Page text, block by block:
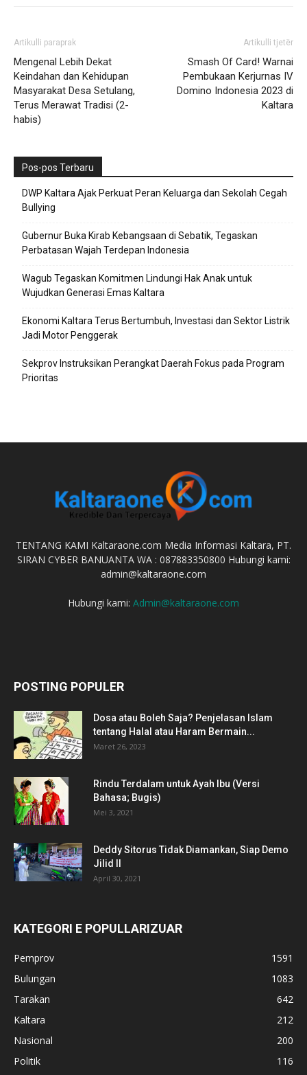
Artikulli paraprak
Mengenal Lebih Dekat
Keindahan dan Kehidupan
Masyarakat Desa Setulang,
Terus Merawat Tradisi (2-
habis)
Artikulli tjetër
Smash Of Card! Warnai
Pembukaan Kerjurnas IV
Domino Indonesia 2023 di
Kaltara
Pos-pos Terbaru
DWP Kaltara Ajak Perkuat Peran Keluarga dan Sekolah Cegah
Bullying
Gubernur Buka Kirab Kebangsaan di Sebatik, Tegaskan
Perbatasan Wajah Terdepan Indonesia
Wagub Tegaskan Komitmen Lindungi Hak Anak untuk
Wujudkan Generasi Emas Kaltara
Ekonomi Kaltara Terus Bertumbuh, Investasi dan Sektor Listrik
Jadi Motor Penggerak
Sekprov Instruksikan Perangkat Daerah Fokus pada Program
Prioritas
TENTANG KAMI Kaltaraone.com Media Informasi Kaltara, PT.
SIRAN CYBER BANUANTA WA : 087883350800 Hubungi kami:
admin@kaltaraone.com
Hubungi kami: Admin@kaltaraone.com
POSTING POPULER
Dosa atau Boleh Saja? Penjelasan Islam
tentang Halal atau Haram Bermain...
Maret 26, 2023
Rindu Terdalam untuk Ayah Ibu (Versi
Bahasa; Bugis)
Mei 3, 2021
Deddy Sitorus Tidak Diamankan, Siap Demo
Jilid II
April 30, 2021
KATEGORI E POPULLARIZUAR
Pemprov
1591
Bulungan
1083
Tarakan
642
Kaltara
212
Nasional
200
Politik
116